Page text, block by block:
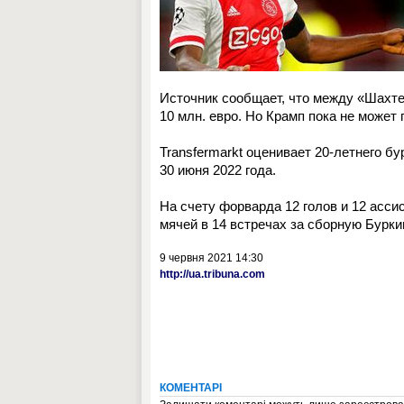
Источник сообщает, что между
10 млн. евро. Но Крамп пока не
Transfermarkt оценивает 20-летнего
30 июня 2022 года.
На счету форварда 12 голов и 12
мячей в 14 встречах за сборную
9 червня 2021 14:30
http://ua.tribuna.com
КОМЕНТАРІ